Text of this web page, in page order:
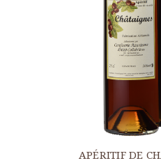
APÉRITIF DE